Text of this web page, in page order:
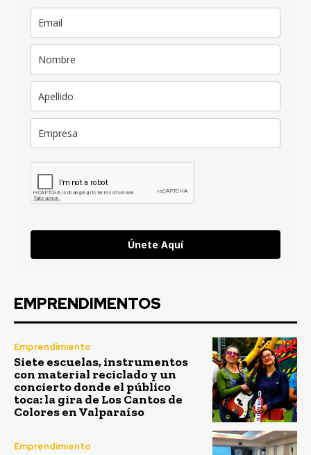
Únete Aquí
EMPRENDIMENTOS
Emprendimiento
Siete escuelas, instrumentos
con material reciclado y un
concierto donde el público
toca: la gira de Los Cantos de
Colores en Valparaíso
Emprendimiento